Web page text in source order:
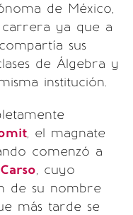
de México,
carrera ya que a
sus
de Álgebra y
institución.
, el magnate
comenzó a
, cuyo
de su nombre
más tarde se